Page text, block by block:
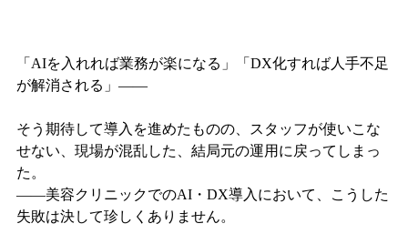
「AIを入れれば業務が楽になる」「DX化すれば人手不足
が解消される」——
そう期待して導入を進めたものの、スタッフが使いこな
せない、現場が混乱した、結局元の運用に戻ってしまっ
た。
——美容クリニックでのAI・DX導入において、こうした
失敗は決して珍しくありません。